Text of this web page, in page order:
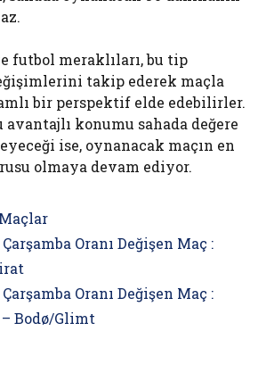
futbol meraklıları, bu tip
takip ederek maçla
bir perspektif elde edebilirler.
avantajlı konumu sahada değere
ise, oynanacak maçın en
olmaya devam ediyor.
Oranı Değişen Maç :
Oranı Değişen Maç :
Bodø/Glimt